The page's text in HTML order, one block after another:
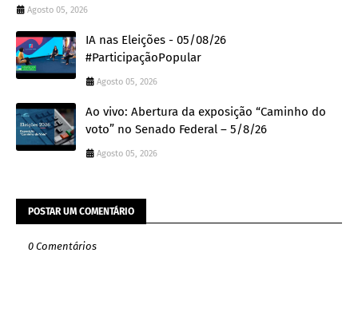
Agosto 05, 2026
IA nas Eleições - 05/08/26
#ParticipaçãoPopular
Agosto 05, 2026
Ao vivo: Abertura da exposição “Caminho do
voto” no Senado Federal – 5/8/26
Agosto 05, 2026
POSTAR UM COMENTÁRIO
0 Comentários